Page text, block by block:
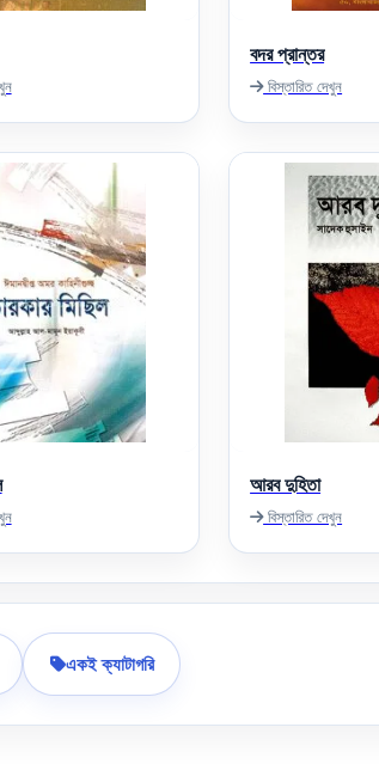
বদর প্রান্তর
বিস্তারিত দেখুন
আরব দুহিতা
বিস্তারিত দেখুন
একই ক্যাটাগরি